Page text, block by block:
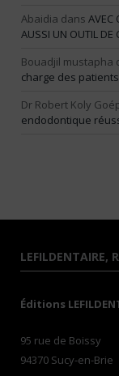
Abaidia dans AVEC
AUSSI UN OUTIL DE
Bouadjil mustapha
charge des
Dr Robert Koly
endodontique
LEFILDENTAIRE,
Éditions
95 rue de Boissy
94370 Sucy-en-Brie